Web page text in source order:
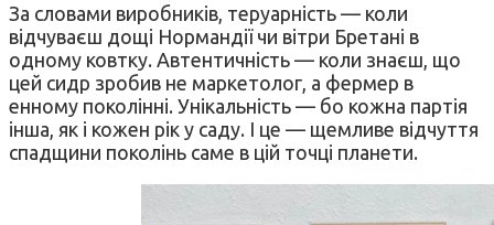
За словами виробників, теруарність — коли
відчуваєш дощі Нормандії чи вітри Бретані в
одному ковтку. Автентичність — коли знаєш, що
цей сидр зробив не маркетолог, а фермер в
енному поколінні. Унікальність — бо кожна партія
інша, як і кожен рік у саду. І це — щемливе відчуття
спадщини поколінь саме в цій точці планети.